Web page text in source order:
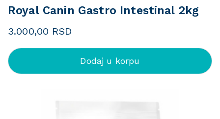
Royal Canin Gastro Intestinal 2kg
3.000,00 RSD
Dodaj u korpu